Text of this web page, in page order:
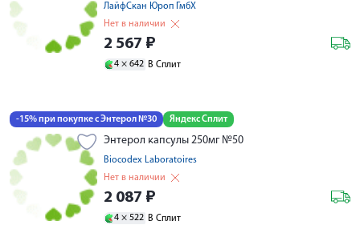
ЛайфСкан Юроп ГмбХ
Нет в наличии
2 567 ₽
4 × 642 В Сплит
-15% при покупке с Энтерол №30 Яндекс Сплит
Энтерол капсулы 250мг №50
Biocodex Laboratoires
Нет в наличии
2 087 ₽
4 × 522 В Сплит